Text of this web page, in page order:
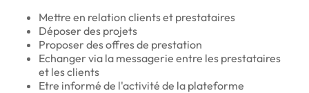
Mettre en relation clients et prestataires
Déposer des projets
Proposer des offres de prestation
Echanger via la messagerie entre les prestataires
et les clients
Etre informé de l'activité de la plateforme